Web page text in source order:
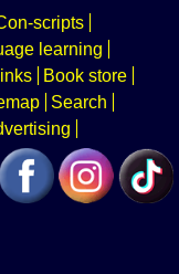
scripts
learning
Book store
Search